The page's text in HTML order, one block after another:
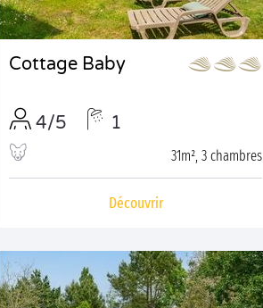
Cottage Baby
4/5 1
31m², 3 chambres
Découvrir